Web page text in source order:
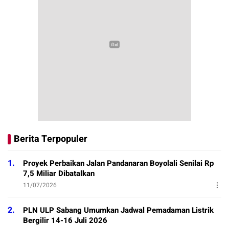
Berita Terpopuler
1.
Proyek Perbaikan Jalan Pandanaran Boyolali Senilai Rp
7,5 Miliar Dibatalkan
11/07/2026
2.
PLN ULP Sabang Umumkan Jadwal Pemadaman Listrik
Bergilir 14-16 Juli 2026